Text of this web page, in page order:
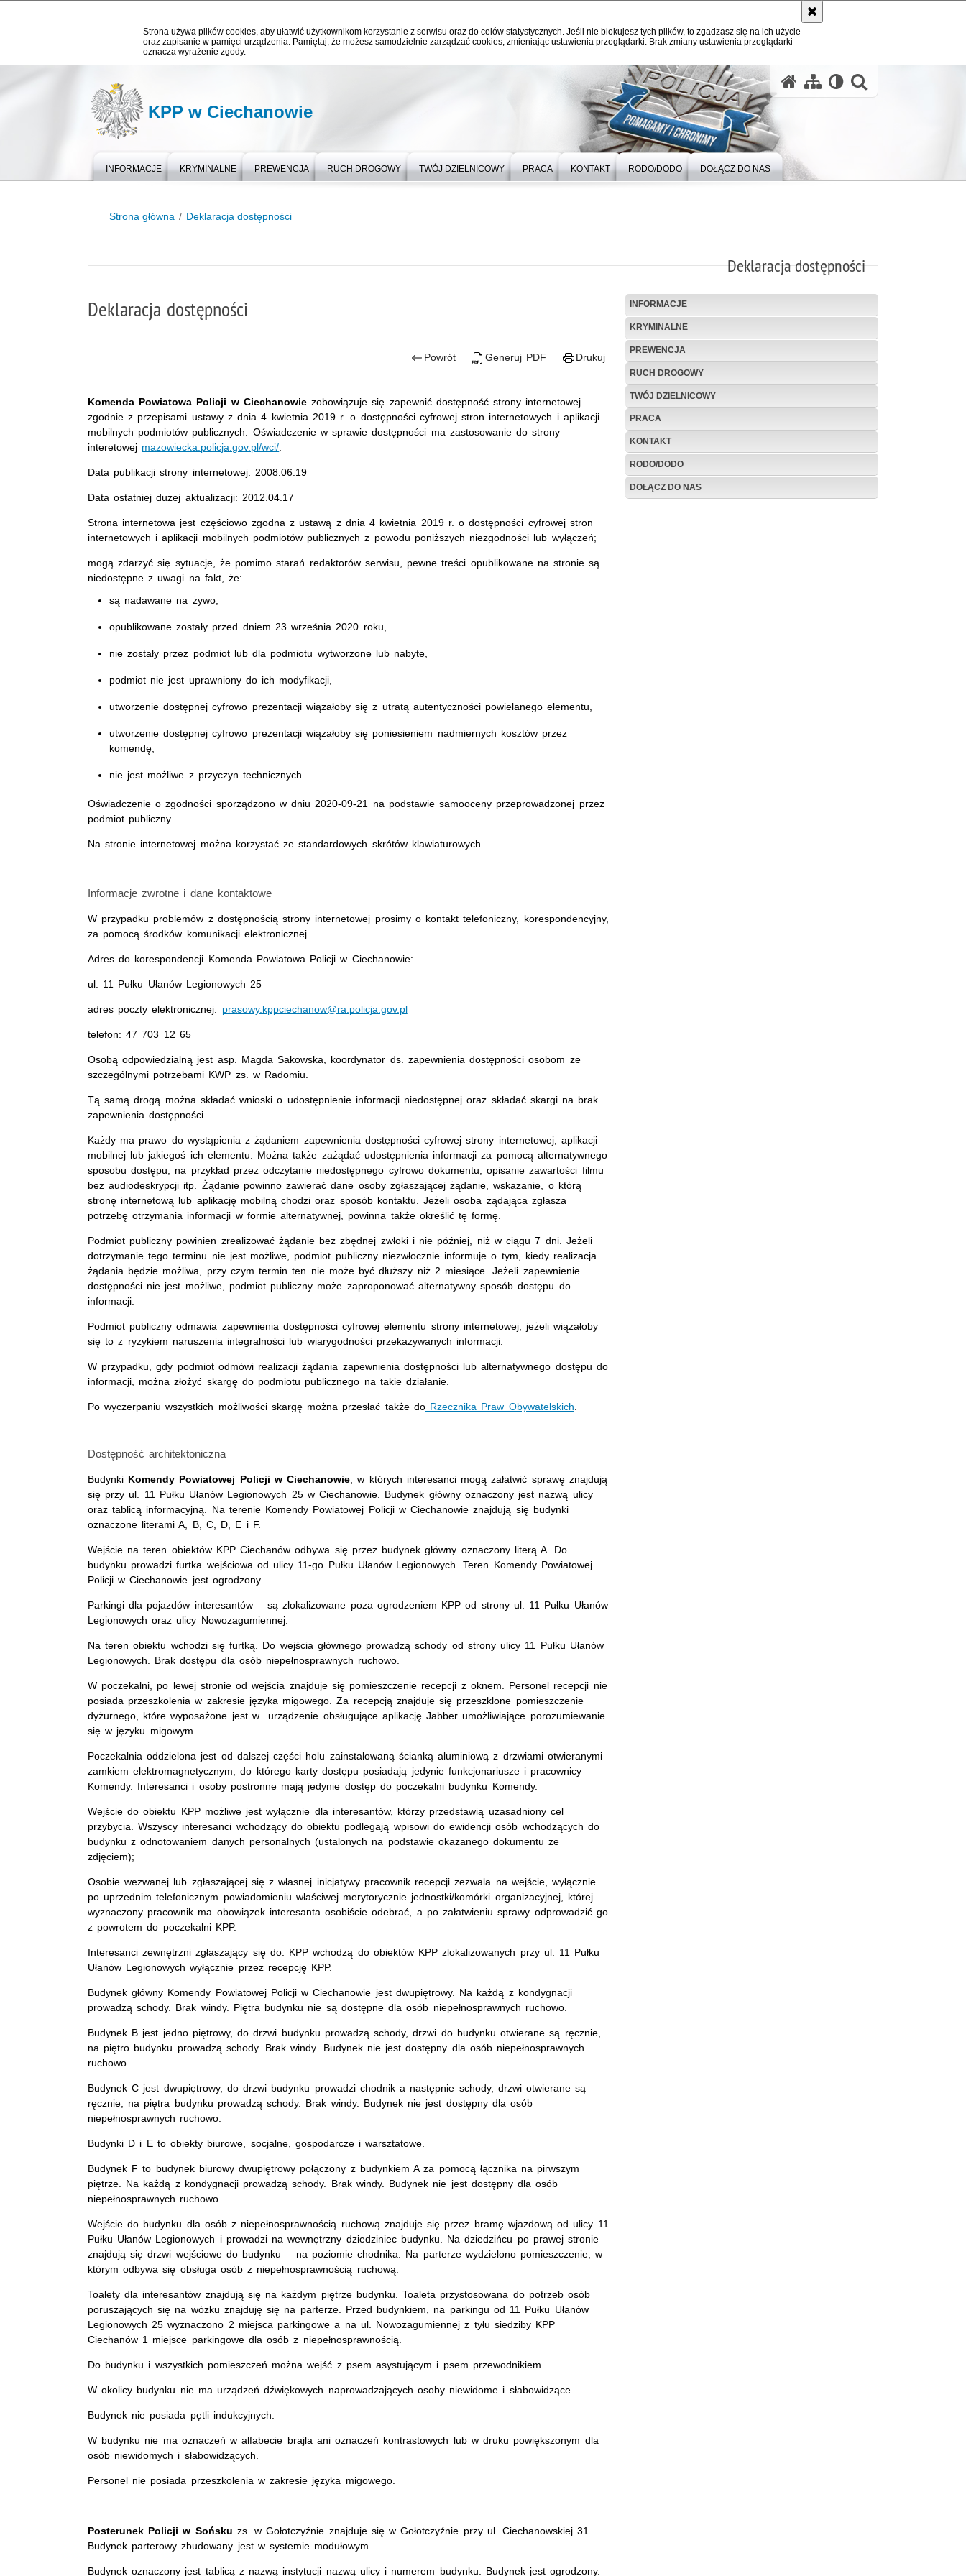
Strona używa plików cookies, aby ułatwić użytkownikom korzystanie z serwisu oraz do celów statystycznych. Jeśli nie blokujesz tych plików, to zgadzasz się na ich użycie
oraz zapisanie w pamięci urządzenia. Pamiętaj, że możesz samodzielnie zarządzać cookies, zmieniając ustawienia przeglądarki. Brak zmiany ustawienia przeglądarki
oznacza wyrażenie zgody.
KPP w Ciechanowie
INFORMACJE KRYMINALNE PREWENCJA RUCH DROGOWY TWÓJ DZIELNICOWY PRACA KONTAKT RODO/DODO DOŁĄCZ DO NAS
Strona główna Deklaracja dostępności
Deklaracja dostępności
INFORMACJE
KRYMINALNE
PREWENCJA
RUCH DROGOWY
TWÓJ DZIELNICOWY
PRACA
KONTAKT
RODO/DODO
DOŁĄCZ DO NAS
Deklaracja dostępności
Powrót Generuj PDF Drukuj
Komenda Powiatowa Policji w Ciechanowiezobowiązuje się zapewnić dostępność strony internetowej
zgodnie z przepisami ustawy z dnia 4 kwietnia 2019 r. o dostępności cyfrowej stron internetowych i aplikacji
mobilnych podmiotów publicznych. Oświadczenie w sprawie dostępności ma zastosowanie do strony
interetowej mazowiecka.policja.gov.pl/wci/
Data publikacji strony internetowej: 2008.06.19
Data ostatniej dużej aktualizacji: 2012.04.17
Strona internetowa jest częściowo zgodna z ustawą z dnia 4 kwietnia 2019 r. o dostępności cyfrowej stron
internetowych i aplikacji mobilnych podmiotów publicznych z powodu poniższych niezgodności lub wyłączeń;
mogą zdarzyć się sytuacje, że pomimo starań redaktorów serwisu, pewne treści opublikowane na stronie są
niedostępne z uwagi na fakt, że:
są nadawane na żywo,
opublikowane zostały przed dniem 23 września 2020 roku,
nie zostały przez podmiot lub dla podmiotu wytworzone lub nabyte,
podmiot nie jest uprawniony do ich modyfikacji,
utworzenie dostępnej cyfrowo prezentacji wiązałoby się z utratą autentyczności powielanego elementu,
utworzenie dostępnej cyfrowo prezentacji wiązałoby się poniesieniem nadmiernych kosztów przez
komendę,
nie jest możliwe z przyczyn technicznych.
Oświadczenie o zgodności sporządzono w dniu 2020-09-21 na podstawie samooceny przeprowadzonej przez
podmiot publiczny.
Na stronie internetowej można korzystać ze standardowych skrótów klawiaturowych.
Informacje zwrotne i dane kontaktowe
W przypadku problemów z dostępnością strony internetowej prosimy o kontakt telefoniczny, korespondencyjny,
za pomocą środków komunikacji elektronicznej.
Adres do korespondencji Komenda Powiatowa Policji w Ciechanowie:
ul. 11 Pułku Ułanów Legionowych 25
adres poczty elektronicznej: prasowy.kppciechanow@ra.policja.gov.pl
telefon: 47 703 12 65
Osobą odpowiedzialną jest asp. Magda Sakowska, koordynator ds. zapewnienia dostępności osobom ze
szczególnymi potrzebami KWP zs. w Radomiu.
Tą samą drogą można składać wnioski o udostępnienie informacji niedostępnej oraz składać skargi na brak
zapewnienia dostępności.
Każdy ma prawo do wystąpienia z żądaniem zapewnienia dostępności cyfrowej strony internetowej, aplikacji
mobilnej lub jakiegoś ich elementu. Można także zażądać udostępnienia informacji za pomocą alternatywnego
sposobu dostępu, na przykład przez odczytanie niedostępnego cyfrowo dokumentu, opisanie zawartości filmu
bez audiodeskrypcji itp. Żądanie powinno zawierać dane osoby zgłaszającej żądanie, wskazanie, o którą
stronę internetową lub aplikację mobilną chodzi oraz sposób kontaktu. Jeżeli osoba żądająca zgłasza
potrzebę otrzymania informacji w formie alternatywnej, powinna także określić tę formę.
Podmiot publiczny powinien zrealizować żądanie bez zbędnej zwłoki i nie później, niż w ciągu 7 dni. Jeżeli
dotrzymanie tego terminu nie jest możliwe, podmiot publiczny niezwłocznie informuje o tym, kiedy realizacja
żądania będzie możliwa, przy czym termin ten nie może być dłuższy niż 2 miesiące. Jeżeli zapewnienie
dostępności nie jest możliwe, podmiot publiczny może zaproponować alternatywny sposób dostępu do
informacji.
Podmiot publiczny odmawia zapewnienia dostępności cyfrowej elementu strony internetowej, jeżeli wiązałoby
się to z ryzykiem naruszenia integralności lub wiarygodności przekazywanych informacji.
W przypadku, gdy podmiot odmówi realizacji żądania zapewnienia dostępności lub alternatywnego dostępu do
informacji, można złożyć skargę do podmiotu publicznego na takie działanie.
Po wyczerpaniu wszystkich możliwości skargę można przesłać także do Rzecznika Praw Obywatelskich
Dostępność architektoniczna
Budynki Komendy Powiatowej Policji w Ciechanowie , w których interesanci mogą załatwić sprawę znajdują
się przy ul. 11 Pułku Ułanów Legionowych 25 w Ciechanowie. Budynek główny oznaczony jest nazwą ulicy
oraz tablicą informacyjną. Na terenie Komendy Powiatowej Policji w Ciechanowie znajdują się budynki
oznaczone literami A, B, C, D, E i F.
Wejście na teren obiektów KPP Ciechanów odbywa się przez budynek główny oznaczony literą A. Do
budynku prowadzi furtka wejściowa od ulicy 11-go Pułku Ułanów Legionowych. Teren Komendy Powiatowej
Policji w Ciechanowie jest ogrodzony.
Parkingi dla pojazdów interesantów – są zlokalizowane poza ogrodzeniem KPP od strony ul. 11 Pułku Ułanów
Legionowych oraz ulicy Nowozagumiennej.
Na teren obiektu wchodzi się furtką. Do wejścia głównego prowadzą schody od strony ulicy 11 Pułku Ułanów
Legionowych. Brak dostępu dla osób niepełnosprawnych ruchowo.
W poczekalni, po lewej stronie od wejścia znajduje się pomieszczenie recepcji z oknem. Personel recepcji nie
posiada przeszkolenia w zakresie języka migowego. Za recepcją znajduje się przeszklone pomieszczenie
dyżurnego, które wyposażone jest w urządzenie obsługujące aplikację Jabber umożliwiające porozumiewanie
się w języku migowym.
Poczekalnia oddzielona jest od dalszej części holu zainstalowaną ścianką aluminiową z drzwiami otwieranymi
zamkiem elektromagnetycznym, do którego karty dostępu posiadają jedynie funkcjonariusze i pracownicy
Komendy. Interesanci i osoby postronne mają jedynie dostęp do poczekalni budynku Komendy.
Wejście do obiektu KPP możliwe jest wyłącznie dla interesantów, którzy przedstawią uzasadniony cel
przybycia. Wszyscy interesanci wchodzący do obiektu podlegają wpisowi do ewidencji osób wchodzących do
budynku z odnotowaniem danych personalnych (ustalonych na podstawie okazanego dokumentu ze
zdjęciem);
Osobie wezwanej lub zgłaszającej się z własnej inicjatywy pracownik recepcji zezwala na wejście, wyłącznie
po uprzednim telefonicznym powiadomieniu właściwej merytorycznie jednostki/komórki organizacyjnej, której
wyznaczony pracownik ma obowiązek interesanta osobiście odebrać, a po załatwieniu sprawy odprowadzić go
z powrotem do poczekalni KPP.
Interesanci zewnętrzni zgłaszający się do: KPP wchodzą do obiektów KPP zlokalizowanych przy ul. 11 Pułku
Ułanów Legionowych wyłącznie przez recepcję KPP.
Budynek główny Komendy Powiatowej Policji w Ciechanowie jest dwupiętrowy. Na każdą z kondygnacji
prowadzą schody. Brak windy. Piętra budynku nie są dostępne dla osób niepełnosprawnych ruchowo.
Budynek B jest jedno piętrowy, do drzwi budynku prowadzą schody, drzwi do budynku otwierane są ręcznie,
na piętro budynku prowadzą schody. Brak windy. Budynek nie jest dostępny dla osób niepełnosprawnych
ruchowo.
Budynek C jest dwupiętrowy, do drzwi budynku prowadzi chodnik a następnie schody, drzwi otwierane są
ręcznie, na piętra budynku prowadzą schody. Brak windy. Budynek nie jest dostępny dla osób
niepełnosprawnych ruchowo.
Budynki D i E to obiekty biurowe, socjalne, gospodarcze i warsztatowe.
Budynek F to budynek biurowy dwupiętrowy połączony z budynkiem A za pomocą łącznika na pirwszym
piętrze. Na każdą z kondygnacji prowadzą schody. Brak windy. Budynek nie jest dostępny dla osób
niepełnosprawnych ruchowo.
Wejście do budynku dla osób z niepełnosprawnością ruchową znajduje się przez bramę wjazdową od ulicy 11
Pułku Ułanów Legionowych i prowadzi na wewnętrzny dziedziniec budynku. Na dziedzińcu po prawej stronie
znajdują się drzwi wejściowe do budynku – na poziomie chodnika. Na parterze wydzielono pomieszczenie, w
którym odbywa się obsługa osób z niepełnosprawnością ruchową.
Toalety dla interesantów znajdują się na każdym piętrze budynku. Toaleta przystosowana do potrzeb osób
poruszających się na wózku znajduję się na parterze. Przed budynkiem, na parkingu od 11 Pułku Ułanów
Legionowych 25 wyznaczono 2 miejsca parkingowe a na ul. Nowozagumiennej z tyłu siedziby KPP
Ciechanów 1 miejsce parkingowe dla osób z niepełnosprawnością.
Do budynku i wszystkich pomieszczeń można wejść z psem asystującym i psem przewodnikiem.
W okolicy budynku nie ma urządzeń dźwiękowych naprowadzających osoby niewidome i słabowidzące.
Budynek nie posiada pętli indukcyjnych.
W budynku nie ma oznaczeń w alfabecie brajla ani oznaczeń kontrastowych lub w druku powiększonym dla
osób niewidomych i słabowidzących.
Personel nie posiada przeszkolenia w zakresie języka migowego.
Posterunek Policji w Sońsku zs. w Gołotczyźnie znajduje się w Gołotczyźnie przy ul. Ciechanowskiej 31.
Budynek parterowy zbudowany jest w systemie modułowym.
Budynek oznaczony jest tablicą z nazwą instytucji nazwą ulicy i numerem budynku. Budynek jest ogrodzony.